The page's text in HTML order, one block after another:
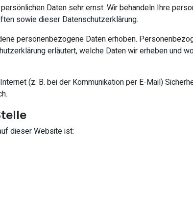
Daten sehr ernst. Wir behandeln Ihre
sowie dieser Datenschutzerklärung.
personenbezogene Daten erhoben.
erläutert, welche Daten wir erheben und
(z. B. bei der Kommunikation per E-Mail)
dieser Website ist: